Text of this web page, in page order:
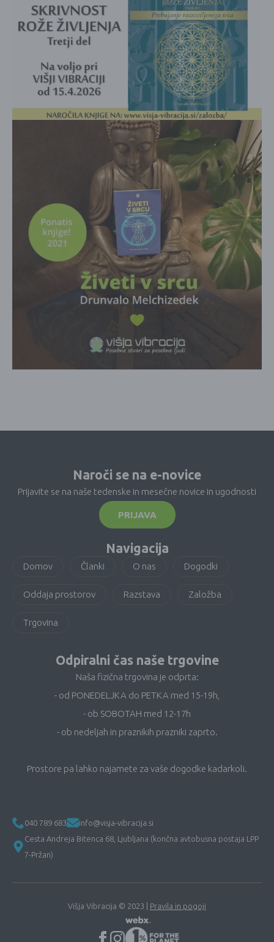
Naroči se na e-novice
Prijavite se na naše tedenske in mesečne novice in ugodnosti
PRIJAVA
Navigacija
Domov Članki O nas Dogodki
Oddaja prostorov Razstava Založba
Trgovina
Odpiralni čas naše trgovine
Naša fizična trgovina je odprta:
- od PONEDELJKA do PETKA med 15-19h,
- ob SOBOTAH med 12-17h
- ob nedeljah in praznikih prazniki zaprto.
Prostore pa lahko najamete za vaše dogodke kadarkoli.
040 789 683
info@visja-vibracija.si
Cesta Andreja Bitenca 68, Ljubljana (končna avtobusna postaja LPP
7-Pržan)
Višja Vibracija © 2023 | Pravila in pogoji